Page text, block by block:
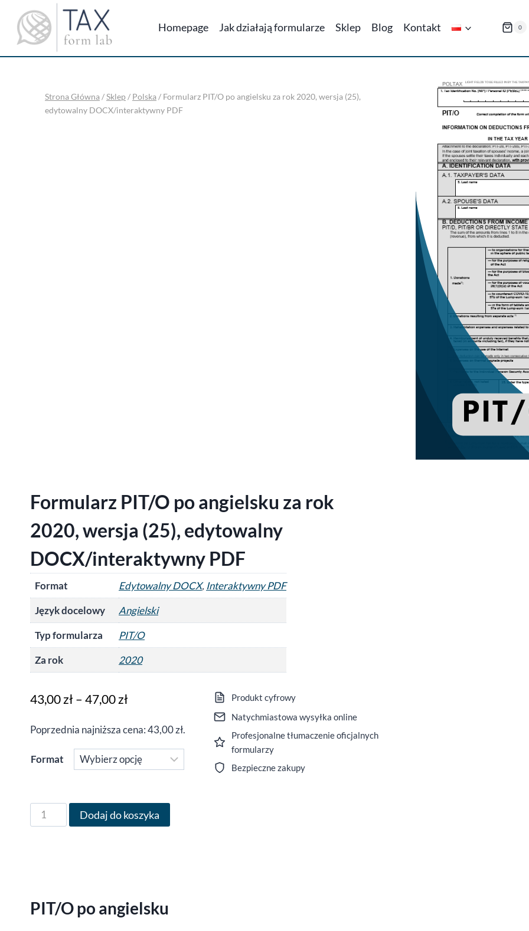
treści
Homepage Jak działają formularze Sklep Blog Kontakt 0
Strona Główna/Sklep/ Polska/ Formularz PIT/O po angielsku za rok 2020, wersja (25),
edytowalny DOCX/interaktywny PDF
Formularz PIT/O po angielsku za rok
2020, wersja (25), edytowalny
DOCX/interaktywny PDF
Format Edytowalny DOCX, Interaktywny PDF
Język docelowy
Angielski
Typ formularza
PIT/O
Za rok
2020
43,00zł– 47,00złZakres
od
43,00 zł
Poprzednia najniższa cena:43,00zł.
Format
ilość
Formularz
rok
Dodaj do koszyka
Produkt cyfrowy
Natychmiastowa wysyłka online
Profesjonalne tłumaczenie oficjalnych
formularzy
Bezpieczne zakupy
PIT/O po angielsku